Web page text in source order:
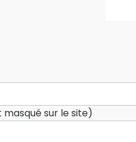
sur le site)